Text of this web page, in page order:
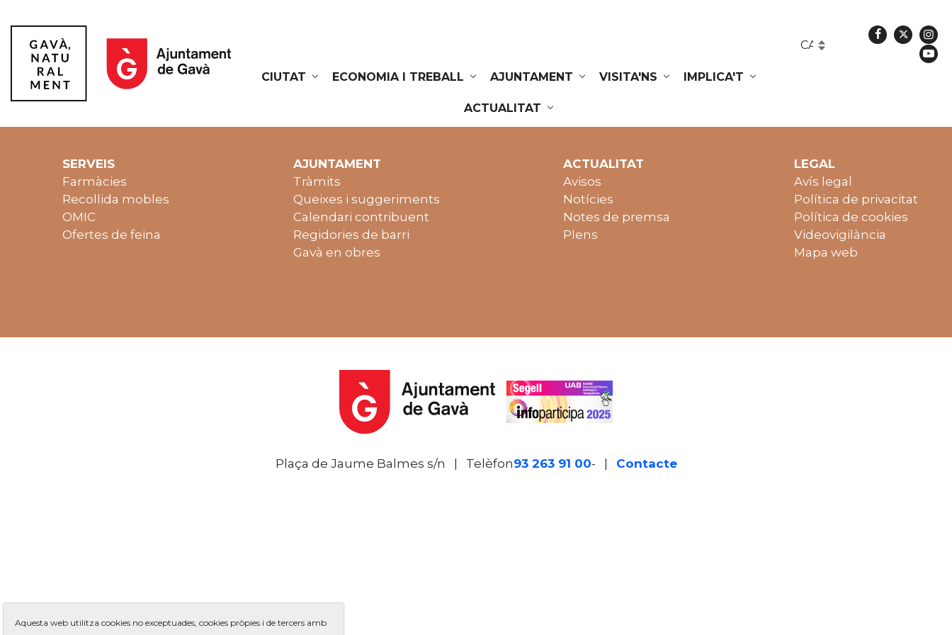
Facebook
CIUTAT
ECONOMIA I TREBALL AJUNTAMENT VISITA'NS IMPLICA'T
ACTUALITAT
SERVEIS
Farmàcies
Recollida mobles
OMIC
Ofertes de feina
AJUNTAMENT
Tràmits
Queixes i suggeriments
Calendari contribuent
Regidories de barri
Gavà en obres
ACTUALITAT
Avisos
Notícies
Notes de premsa
Plens
LEGAL
Avís legal
Política de privacitat
Política de cookies
Videovigilància
Mapa web
Plaça de Jaume Balmes s/n | Telèfon93 263 91 00- Telèfon gratuït:
| Contacte
Aquesta web utilitza cookies no exceptuades, cookies pròpies i de tercers amb